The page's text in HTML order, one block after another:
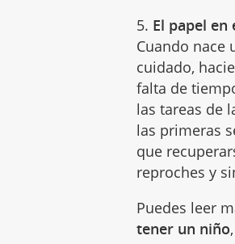
5. El papel en
Cuando nace
cuidado,
falta de
las tareas de
las primeras
que
reproches y
Puedes leer
tener un niño